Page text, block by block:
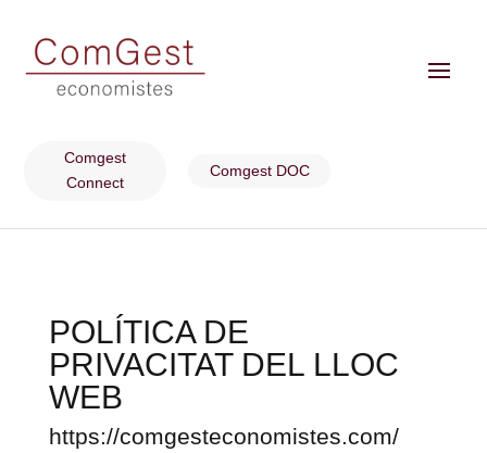
Comgest
Connect
Comgest DOC
POLÍTICA DE
PRIVACITAT DEL LLOC
WEB
https://comgesteconomistes.com/